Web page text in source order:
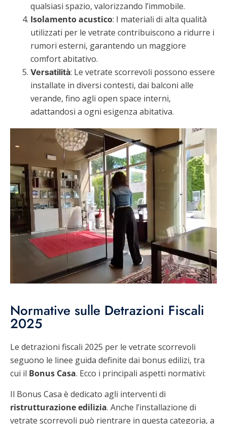
qualsiasi spazio, valorizzando l’immobile.
Isolamento acustico: I materiali di alta qualità
utilizzati per le vetrate contribuiscono a ridurre i
rumori esterni, garantendo un maggiore
comfort abitativo.
Versatilità: Le vetrate scorrevoli possono essere
installate in diversi contesti, dai balconi alle
verande, fino agli open space interni,
adattandosi a ogni esigenza abitativa.
Normative sulle Detrazioni Fiscali
2025
Le detrazioni fiscali 2025 per le vetrate scorrevoli
seguono le linee guida definite dai bonus edilizi, tra
cui il Bonus Casa. Ecco i principali aspetti normativi:
Il Bonus Casa è dedicato agli interventi di
ristrutturazione edilizia. Anche l’installazione di
vetrate scorrevoli può rientrare in questa categoria, a